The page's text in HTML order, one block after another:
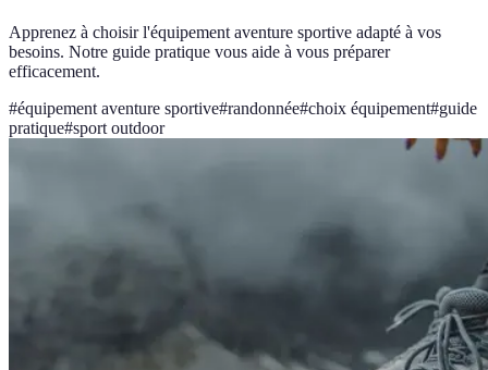
Apprenez à choisir l'équipement aventure sportive adapté à vos
besoins. Notre guide pratique vous aide à vous préparer
efficacement.
#équipement aventure sportive#randonnée#choix équipement#guide
pratique#sport outdoor